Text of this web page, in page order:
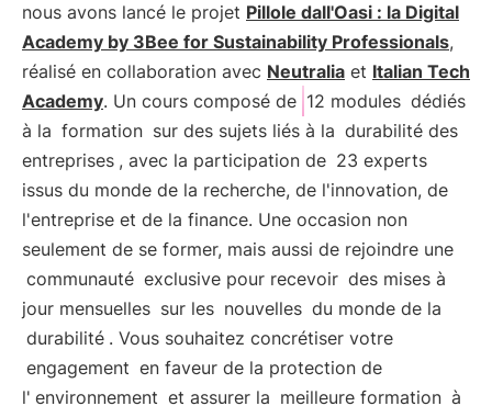
nous avons lancé le projet Pillole dall'Oasi : la Digital
Academy by 3Bee for Sustainability Professionals,
réalisé en collaboration avec Neutralia et Italian Tech
Academy. Un cours composé de 12 modules dédiés
à la formation sur des sujets liés à la durabilité des
entreprises , avec la participation de 23 experts
issus du monde de la recherche, de l'innovation, de
l'entreprise et de la finance. Une occasion non
seulement de se former, mais aussi de rejoindre une
communauté exclusive pour recevoir des mises à
jour mensuelles sur les nouvelles du monde de la
durabilité . Vous souhaitez concrétiser votre
engagement en faveur de la protection de
l' environnement et assurer la meilleure formation à